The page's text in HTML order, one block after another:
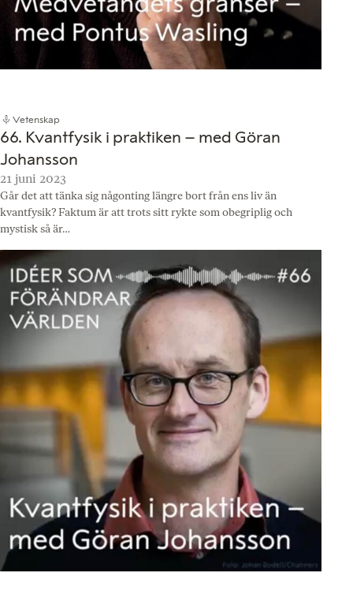
Vetenskap
66. Kvantfysik i praktiken – med Göran
Johansson
21 juni 2023
Går det att tänka sig någonting längre bort från ens liv än
kvantfysik? Faktum är att trots sitt rykte som obegriplig och
mystisk så är…